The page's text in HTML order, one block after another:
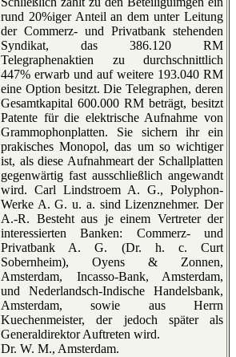
rund 20%iger Anteil an dem unter Leitung
der Commerz- und Privatbank stehenden
Syndikat, das 386.120 RM
Telegraphenaktien zu durchschnittlich
447% erwarb und auf weitere 193.040 RM
eine Option besitzt. Die Telegraphen, deren
Gesamtkapital 600.000 RM beträgt, besitzt
Patente für die elektrische Aufnahme von
Grammophonplatten. Sie sichern ihr ein
prakisches Monopol, das um so wichtiger
ist, als diese Aufnahmeart der Schallplatten
gegenwärtig fast ausschließlich angewandt
wird. Carl Lindstroem A. G., Polyphon-
Werke A. G. u. a. sind Lizenznehmer. Der
A.-R. Besteht aus je einem Vertreter der
interessierten Banken: Commerz- und
Privatbank A. G. (Dr. h. c. Curt
Sobernheim), Oyens & Zonnen,
Amsterdam, Incasso-Bank, Amsterdam,
und Nederlandsch-Indische Handelsbank,
Amsterdam, sowie aus Herrn
Kuechenmeister, der jedoch später als
Generaldirektor Auftreten wird.
Dr. W. M., Amsterdam.